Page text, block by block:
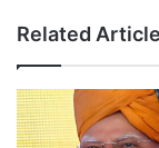
ন
চ
ল
বে
অ
Related